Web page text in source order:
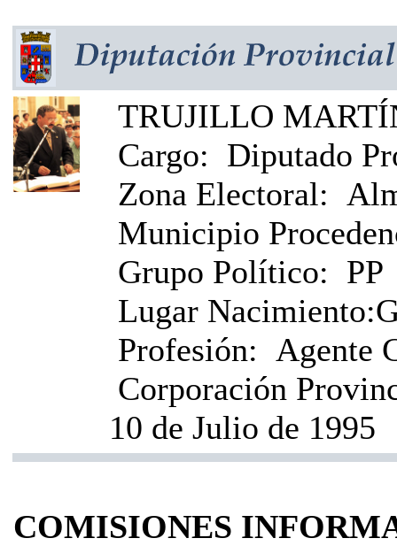
TRUJILLO
Cargo: Diputado
Zona Electoral:
Municipio
Grupo Político: PP
Lugar Nacimiento:
Profesión: Agente
Corporación
10 de Julio de 1995
COMISIONES